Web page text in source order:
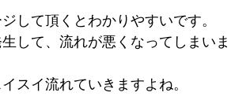
して頂くとわかりやすいです。
して、流れが悪くなってしまいま
スイ流れていきますよね。